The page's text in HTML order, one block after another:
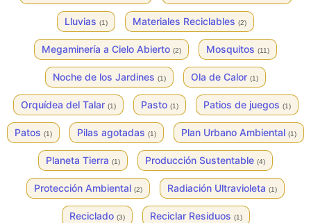
Lluvias (1) Materiales Reciclables (2)
Megaminería a Cielo Abierto (2) Mosquitos (11)
Noche de los Jardines (1) Ola de Calor (1)
Orquídea del Talar (1) Pasto (1) Patios de juegos (1)
Patos (1) Pilas agotadas (1) Plan Urbano Ambiental (1)
Planeta Tierra (1) Producción Sustentable (4)
Protección Ambiental (2) Radiación Ultravioleta (1)
Reciclado (3) Reciclar Residuos (1)